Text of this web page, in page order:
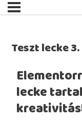
Teszt lecke 3.
lecke